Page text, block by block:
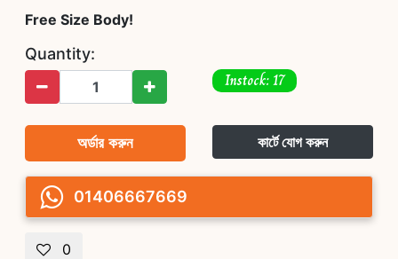
Free Size Body!
Quantity:
Instock: 17
অর্ডার করুন কার্টে যোগ করুন
01406667669
0